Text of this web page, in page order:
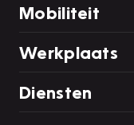
Mobiliteit
Werkplaats
Diensten